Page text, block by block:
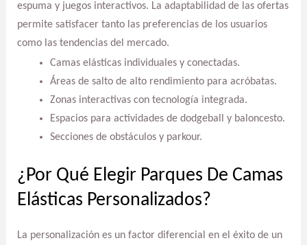
espuma y juegos interactivos. La adaptabilidad de las ofertas
permite satisfacer tanto las preferencias de los usuarios
como las tendencias del mercado.
Camas elásticas individuales y conectadas.
Áreas de salto de alto rendimiento para acróbatas.
Zonas interactivas con tecnología integrada.
Espacios para actividades de dodgeball y baloncesto.
Secciones de obstáculos y parkour.
¿Por Qué Elegir Parques De Camas
Elásticas Personalizados?
La personalización es un factor diferencial en el éxito de un